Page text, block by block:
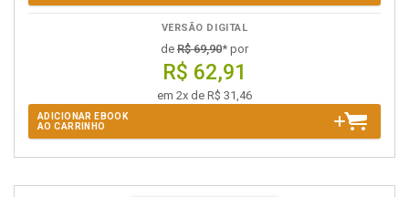
VERSÃO DIGITAL
de R$ 69,90* por
R$ 62,91
em 2x de R$ 31,46
ADICIONAR EBOOK
AO CARRINHO